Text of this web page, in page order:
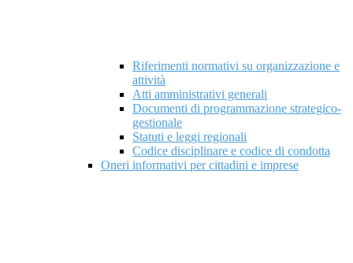
Riferimenti normativi su organizzazione e
attività
Atti amministrativi generali
Documenti di programmazione strategico-
gestionale
Statuti e leggi regionali
Codice disciplinare e codice di condotta
Oneri informativi per cittadini e imprese